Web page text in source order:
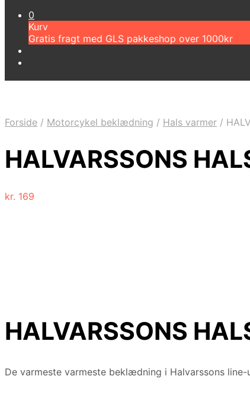
0
Kurv
Gratis fragt med GLS pakkeshop over 1000kr
Forside / Motorcykel beklædning / Hals varmer /
HALVARSSONS
kr. 169
HALVARSSONS
De varmeste varmeste beklædning i Halvarssons